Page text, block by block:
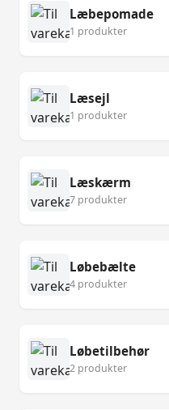
Læbepomade
1 produkter
Læsejl
1 produkter
Læskærm
7 produkter
Løbebælte
4 produkter
Løbetilbehør
2 produkter